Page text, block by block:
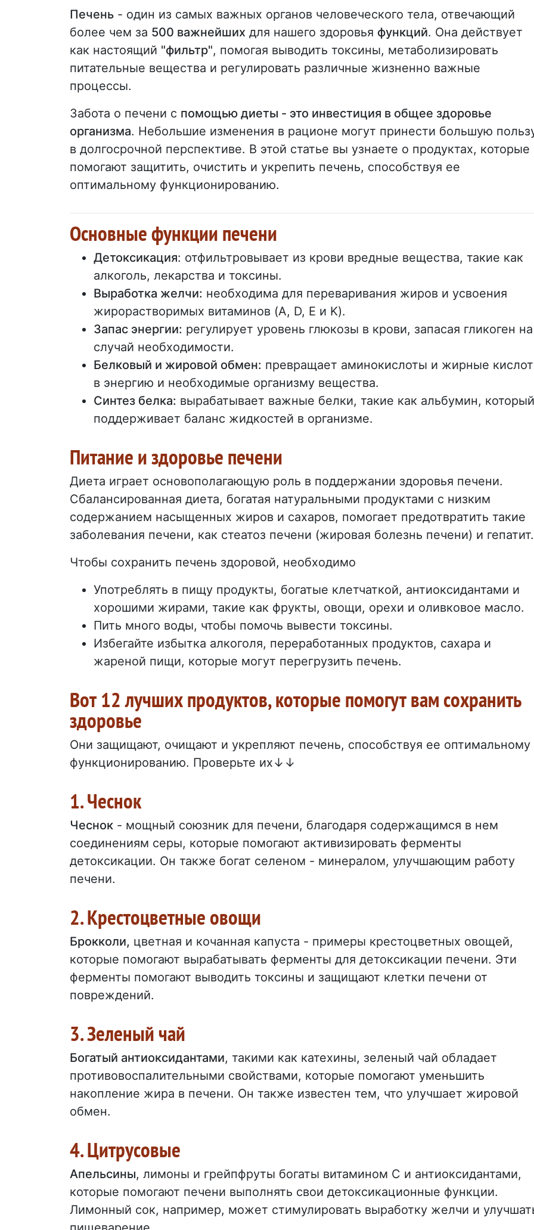
Печень - один из самых важных органов человеческого тела, отвечающий
более чем за 500 важнейших для нашего здоровья функций. Она действует
как настоящий "фильтр", помогая выводить токсины, метаболизировать
питательные вещества и регулировать различные жизненно важные
процессы.
Забота о печени с помощью диеты - это инвестиция в общее здоровье
организма. Небольшие изменения в рационе могут принести большую
в долгосрочной перспективе. В этой статье вы узнаете о продуктах, которые
помогают защитить, очистить и укрепить печень, способствуя ее
оптимальному функционированию.
Основные функции печени
Детоксикация: отфильтровывает из крови вредные вещества, такие как
алкоголь, лекарства и токсины.
Выработка желчи: необходима для переваривания жиров и усвоения
жирорастворимых витаминов (A, D, E и K).
Запас энергии: регулирует уровень глюкозы в крови, запасая гликоген на
случай необходимости.
Белковый и жировой обмен: превращает аминокислоты и жирные
в энергию и необходимые организму вещества.
Синтез белка: вырабатывает важные белки, такие как альбумин, который
поддерживает баланс жидкостей в организме.
Питание и здоровье печени
Диета играет основополагающую роль в поддержании здоровья печени.
Сбалансированная диета, богатая натуральными продуктами с низким
содержанием насыщенных жиров и сахаров, помогает предотвратить такие
заболевания печени, как стеатоз печени (жировая болезнь печени) и гепатит.
Чтобы сохранить печень здоровой, необходимо
Употреблять в пищу продукты, богатые клетчаткой, антиоксидантами и
хорошими жирами, такие как фрукты, овощи, орехи и оливковое масло.
Пить много воды, чтобы помочь вывести токсины.
Избегайте избытка алкоголя, переработанных продуктов, сахара и
жареной пищи, которые могут перегрузить печень.
Вот 12 лучших продуктов, которые помогут вам сохранить
здоровье
Они защищают, очищают и укрепляют печень, способствуя ее оптимальному
функционированию. Проверьте их↓↓
1. Чеснок
Чеснок - мощный союзник для печени, благодаря содержащимся в нем
соединениям серы, которые помогают активизировать ферменты
детоксикации. Он также богат селеном - минералом, улучшающим работу
печени.
2. Крестоцветные овощи
Брокколи, цветная и кочанная капуста - примеры крестоцветных овощей,
которые помогают вырабатывать ферменты для детоксикации печени. Эти
ферменты помогают выводить токсины и защищают клетки печени от
повреждений.
3. Зеленый чай
Богатый антиоксидантами, такими как катехины, зеленый чай обладает
противовоспалительными свойствами, которые помогают уменьшить
накопление жира в печени. Он также известен тем, что улучшает жировой
обмен.
4. Цитрусовые
Апельсины, лимоны и грейпфруты богаты витамином С и антиоксидантами,
которые помогают печени выполнять свои детоксикационные функции.
Лимонный сок, например, может стимулировать выработку желчи и